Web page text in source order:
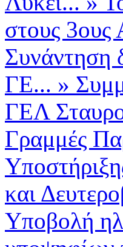
στους 3ους
Συνάντηση
ΓΕ... »
ΓΕΛ
Γραμμές
και
Υποβολή